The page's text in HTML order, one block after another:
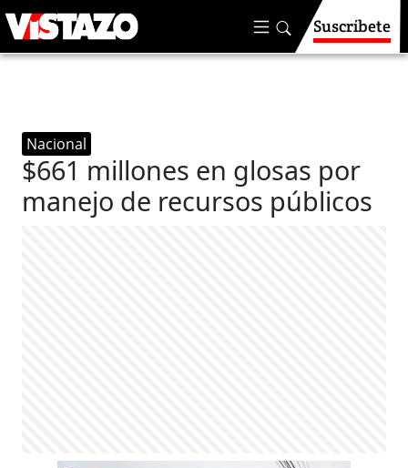
Suscríbete
Nacional
$661 millones en glosas por
manejo de recursos públicos